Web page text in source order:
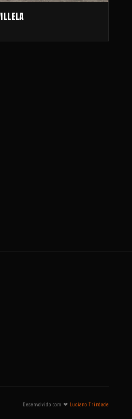
Desenvolvido com ❤ Luciano Trindade